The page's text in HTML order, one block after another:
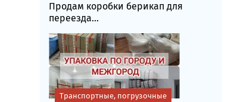
Продам коробки берикап для
переезда...
Транспортные, погрузочные